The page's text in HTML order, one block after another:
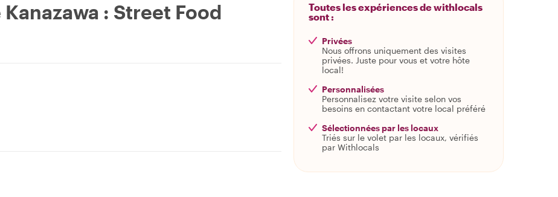
: Street Food
Toutes les expériences de withlocals
sont :
Privées
Nous offrons uniquement des visites
privées. Juste pour vous et votre hôte
local!
Personnalisées
Personnalisez votre visite selon vos
besoins en contactant votre local préféré
Sélectionnées par les locaux
Triés sur le volet par les locaux, vérifiés
par Withlocals